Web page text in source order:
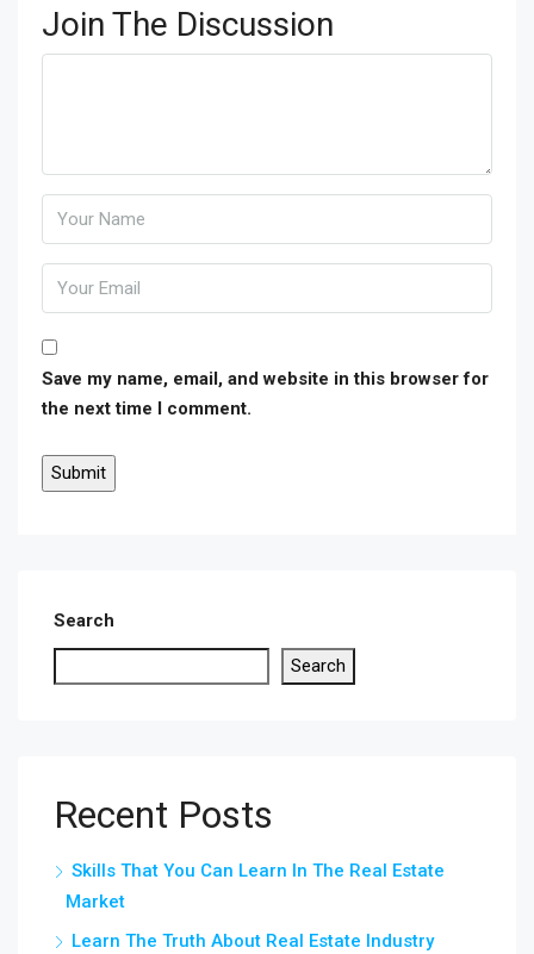
Join The Discussion
Save my name, email, and website in this browser for
the next time I comment.
Search
Search
Recent Posts
Skills That You Can Learn In The Real Estate
Market
Learn The Truth About Real Estate Industry